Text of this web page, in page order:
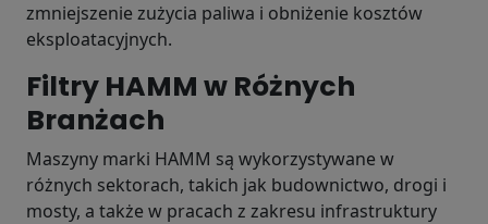
zmniejszenie zużycia paliwa i obniżenie kosztów
eksploatacyjnych.
Filtry HAMM w Różnych
Branżach
Maszyny marki HAMM są wykorzystywane w
różnych sektorach, takich jak budownictwo, drogi i
mosty, a także w pracach z zakresu infrastruktury